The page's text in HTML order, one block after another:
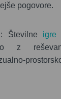
pogovore.
Številne igre
z